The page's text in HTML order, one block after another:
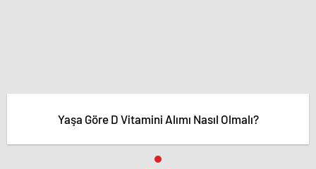
Yaşa Göre D Vitamini Alımı Nasıl Olmalı?